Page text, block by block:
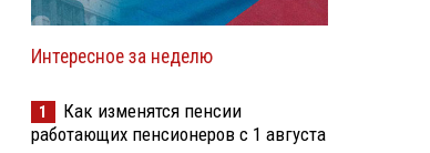
Интересное за неделю
1
Как изменятся пенсии
работающих пенсионеров с 1 августа